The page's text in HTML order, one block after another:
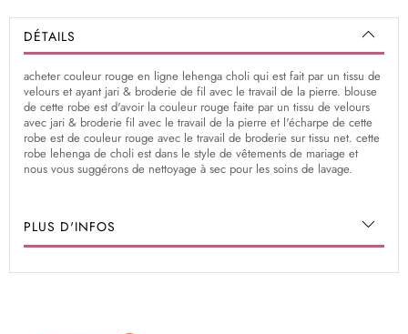
DÉTAILS
acheter couleur rouge en ligne lehenga choli qui est fait par un tissu de
velours et ayant jari & broderie de fil avec le travail de la pierre. blouse
de cette robe est d'avoir la couleur rouge faite par un tissu de velours
avec jari & broderie fil avec le travail de la pierre et l'écharpe de cette
robe est de couleur rouge avec le travail de broderie sur tissu net. cette
robe lehenga de choli est dans le style de vêtements de mariage et
nous vous suggérons de nettoyage à sec pour les soins de lavage.
PLUS D'INFOS